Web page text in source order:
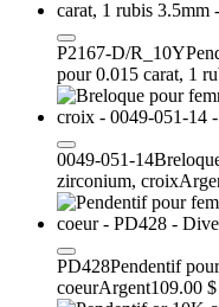
P2167-D/R_10Y
pour 0.015 carat, 1
0049-051-14
zirconium, croix
PD428Pendentif
coeurArgent109.00 $